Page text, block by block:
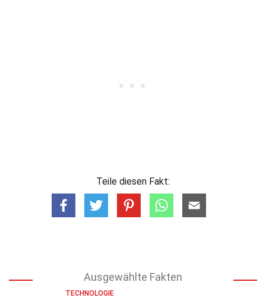
Teile diesen Fakt:
Ausgewählte Fakten
TECHNOLOGIE